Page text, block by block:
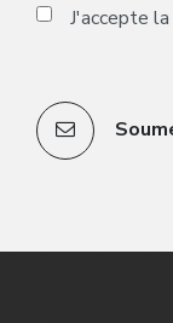
J'accepte la